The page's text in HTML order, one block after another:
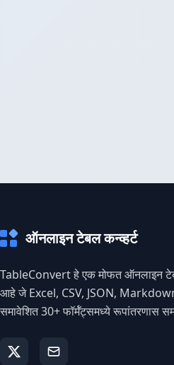
ऑनलाइन टेबल कन्व्हर्ट
TableConvert हे एक मोफत ऑनलाइन
आहे जे Excel, CSV, JSON,
समावेशित 30+ फॉर्मॅट्समध्ये रूपांतरणास